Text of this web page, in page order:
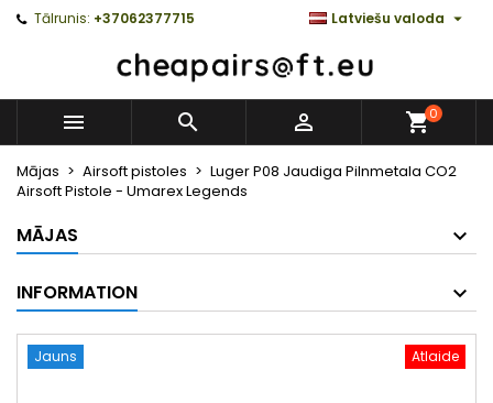
Tālrunis: +37062377715 Latviešu valoda 
   0
Mājas Airsoft pistoles
Luger P08 Jaudiga Pilnmetala CO2
Airsoft Pistole - Umarex Legends
MĀJAS
INFORMATION
Atlaide
Jauns